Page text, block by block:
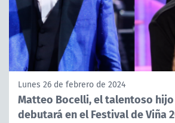
Lunes 26 de febrero de 2024
Matteo Bocelli, el talentoso
debutará en el Festival de Viña